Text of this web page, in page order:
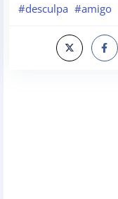
#desculpa #amigo